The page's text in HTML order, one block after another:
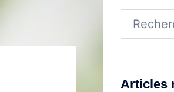
Articles